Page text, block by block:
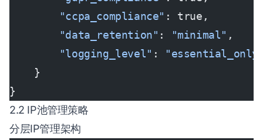
        "ccpa_compliance"
: true,
        "data_retention"
: "minimal" ,
        "logging_level"
:
    }
}
2.2 IP池管理策略
分层IP管理架构